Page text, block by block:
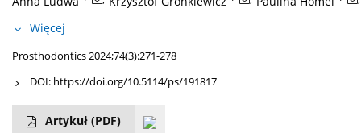
Więcej
Prosthodontics 2024;74(3):271-278
DOI: https://doi.org/10.5114/ps/191817
Artykuł (PDF)